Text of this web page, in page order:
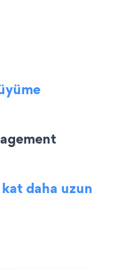
daha uzun